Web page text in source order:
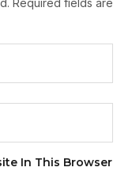
Required fields are
In This Browser